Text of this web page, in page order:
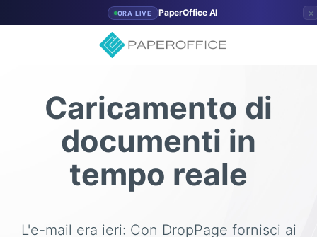
ORA LIVE PaperOffice AI ×
Caricamento di
documenti in
tempo reale
L'e-mail era ieri: Con DropPage fornisci ai